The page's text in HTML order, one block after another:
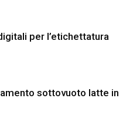
per l’etichettatura
sottovuoto latte in